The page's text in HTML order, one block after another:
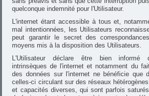
quelconque indemnité pour l'Utilisateur.
L'internet étant accessible à tous et,
mal intentionnées, les Utilisateurs
peut garantir le secret des
moyens mis à la disposition des Utilisateurs.
L'Utilisateur déclare être bien informé
intrinsèques de l'internet et notamment du
des données sur l'internet ne bénéficie que
celles-ci circulant sur des réseaux
et capacités diverses, qui sont parfois